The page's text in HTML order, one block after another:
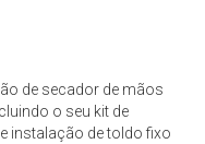
de secador de mãos
o seu kit de
instalação de toldo fixo